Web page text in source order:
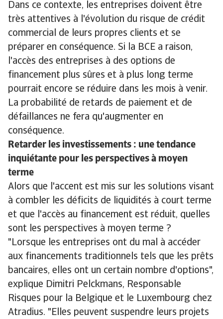
Dans ce contexte, les entreprises doivent être
très attentives à l'évolution du risque de crédit
commercial de leurs propres clients et se
préparer en conséquence. Si la BCE a raison,
l'accès des entreprises à des options de
financement plus sûres et à plus long terme
pourrait encore se réduire dans les mois à venir.
La probabilité de retards de paiement et de
défaillances ne fera qu'augmenter en
conséquence.
Retarder les investissements : une tendance
inquiétante pour les perspectives à moyen
terme
Alors que l'accent est mis sur les solutions visant
à combler les déficits de liquidités à court terme
et que l'accès au financement est réduit, quelles
sont les perspectives à moyen terme ?
"Lorsque les entreprises ont du mal à accéder
aux financements traditionnels tels que les prêts
bancaires, elles ont un certain nombre d'options",
explique Dimitri Pelckmans, Responsable
Risques pour la Belgique et le Luxembourg chez
Atradius. "Elles peuvent suspendre leurs projets